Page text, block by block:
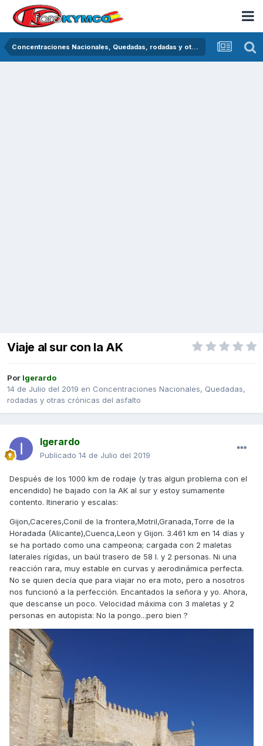
Concentraciones Nacionales, Quedadas, rodadas y otras crónicas del asfalto
Viaje al sur con la AK
Por Igerardo
14 de Julio del 2019 en Concentraciones Nacionales, Quedadas,
rodadas y otras crónicas del asfalto
Igerardo
Publicado 14 de Julio del 2019
Después de los 1000 km de rodaje (y tras algun problema con el
encendido) he bajado con la AK al sur y estoy sumamente
contento. Itinerario y escalas:
Gijon,Caceres,Conil de la frontera,Motril,Granada,Torre de la
Horadada (Alicante),Cuenca,Leon y Gijon. 3.461 km en 14 días y
se ha portado como una campeona; cargada con 2 maletas
laterales rígidas, un baúl trasero de 58 l. y 2 personas. Ni una
reacción rara, muy estable en curvas y aerodinámica perfecta.
No se quien decía que para viajar no era moto, pero a nosotros
nos funcionó a la perfección. Encantados la señora y yo. Ahora,
que descanse un poco. Velocidad máxima con 3 maletas y 2
personas en autopista: No la pongo...pero bien ?